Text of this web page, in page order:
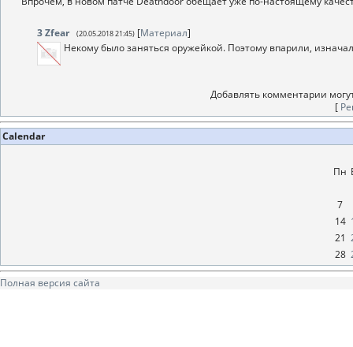
3Zfear (20.05.2018 21:45) [Материал]
Некому было заняться оружейкой. Поэтому впарили,
Добавлять комментарии
[
Calendar
Пн
7
14
21
28
Полная версия сайта